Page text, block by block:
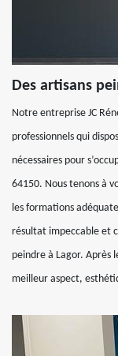
Des artisans
Notre entreprise JC
professionnels qui
nécessaires pour
64150. Nous tenons à
les formations
résultat impeccable et
peindre à Lagor. Après
meilleur aspect,